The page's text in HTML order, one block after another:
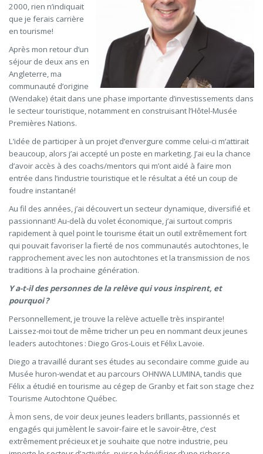
2000, rien n’indiquait
que je ferais carrière
en tourisme!
Après mon retour d’un
séjour de deux ans en
Angleterre, ma
communauté d’origine
(Wendake) était dans une phase importante d’investissements dans
le secteur touristique, notamment en construisant l’Hôtel-Musée
Premières Nations.
L’idée de participer à un projet d’envergure comme celui-ci m’attirait
beaucoup, alors j’ai accepté un poste en marketing. J’ai eu la chance
d’avoir accès à des coachs/mentors qui m’ont aidé à faire mon
entrée dans l’industrie touristique et le résultat a été un coup de
foudre instantané!
Au fil des années, j’ai découvert un secteur dynamique, diversifié et
passionnant! Au-delà du volet économique, j’ai surtout compris
rapidement à quel point le tourisme était un outil extrêmement fort
qui pouvait favoriser la fierté de nos communautés autochtones, le
rapprochement avec les non autochtones et la transmission de nos
traditions à la prochaine génération.
Y a-t-il des personnes de la relève qui vous inspirent, et
pourquoi ?
Personnellement, je trouve la relève actuelle très inspirante!
Laissez-moi tout de même tricher un peu en nommant deux jeunes
leaders autochtones : Diego Gros-Louis et Félix Lavoie.
Diego a travaillé durant ses études au secondaire comme guide au
Musée huron-wendat et au parcours OHNWA LUMINA, tandis que
Félix a étudié en tourisme au cégep de Granby et fait son stage chez
Tourisme Autochtone Québec.
À mon sens, de voir deux jeunes leaders brillants, passionnés et
engagés qui jumèlent le savoir-faire et le savoir-être, c’est
extrêmement précieux et je souhaite que notre industrie, peu